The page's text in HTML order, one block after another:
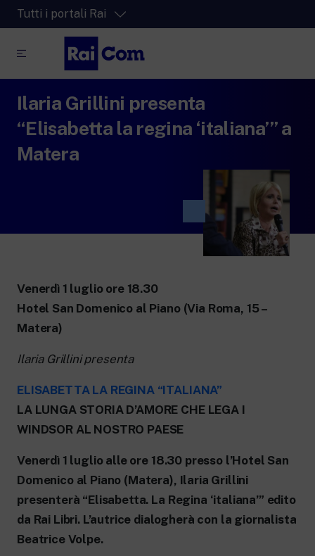
Tutti i portali Rai
La piattaforma di streaming video per tutti.
RaiPlay
La piattaforma digitale dei canali Radio
RaiPlay Sound
Lo spazio sicuro ricco di cartoni animati
New 24 ore su 24: attualità, ultime notizie
e aggiornamenti.
RaiNews
Le redazioni regionali di RaiNews.
Approfondimenti culturali su Arte,
Letteratura, Storia e molto altro.
Rai Cultura
Per le scuole secondarie di I e II grado,
adulti.
Rai Scuola
Ilaria Grillini presenta
“Elisabetta la regina ‘italiana’” a
Matera
Venerdì 1 luglio ore 18.30
Hotel San Domenico al Piano (Via Roma, 15 –
Matera)
Ilaria Grillini presenta
ELISABETTA LA REGINA “ITALIANA”
LA LUNGA STORIA D’AMORE CHE LEGA I
WINDSOR AL NOSTRO PAESE
Venerdì 1 luglio alle ore 18.30 presso l’Hotel San
Domenico al Piano (Matera), Ilaria Grillini
presenterà “Elisabetta. La Regina ‘italiana’” edito
da Rai Libri. L’autrice dialogherà con la giornalista
Beatrice Volpe.